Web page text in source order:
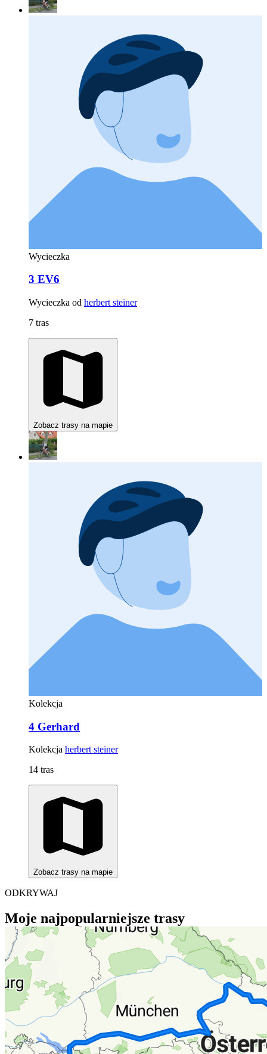
Wycieczka
3 EV6
Wycieczka od herbert steiner
7 tras
Zobacz trasy na mapie
Kolekcja
4 Gerhard
Kolekcja herbert steiner
14 tras
Zobacz trasy na mapie
ODKRYWAJ
Moje najpopularniejsze trasy